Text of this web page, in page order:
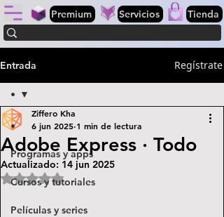
Premium Servicios Tienda
Entrada Regístrate
•
Programas y apps
Cursos y tutoriales
Películas y series
•
Adobe Express · Todo
Ziffero Kha
6 jun 2025 1 min de lectura
Actualizado: 14 jun 2025
Obtuvo NaN de 5 estrellas.